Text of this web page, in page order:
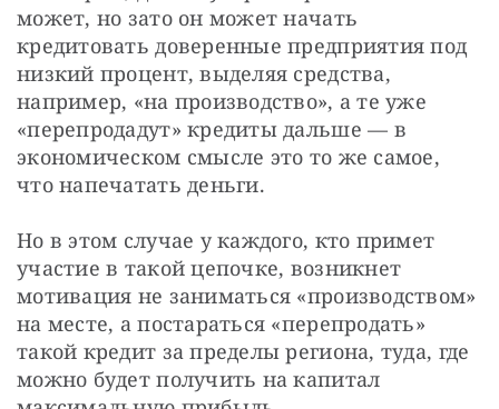
может, но зато он может начать
кредитовать доверенные предприятия под
низкий процент, выделяя средства,
например, «на производство», а те уже
«перепродадут» кредиты дальше — в
экономическом смысле это то же самое,
что напечатать деньги.
Но в этом случае у каждого, кто примет
участие в такой цепочке, возникнет
мотивация не заниматься «производством»
на месте, а постараться «перепродать»
такой кредит за пределы региона, туда, где
можно будет получить на капитал